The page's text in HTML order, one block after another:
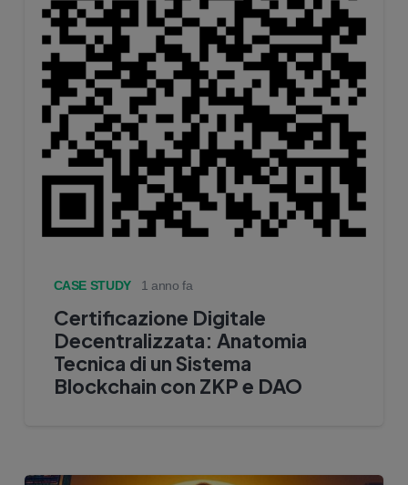
CASE STUDY 1 anno fa
Certificazione Digitale
Decentralizzata: Anatomia
Tecnica di un Sistema
Blockchain con ZKP e DAO